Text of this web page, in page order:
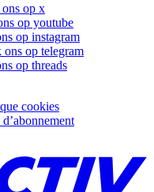
op x
op youtube
op instagram
ons op telegram
op threads
cookies